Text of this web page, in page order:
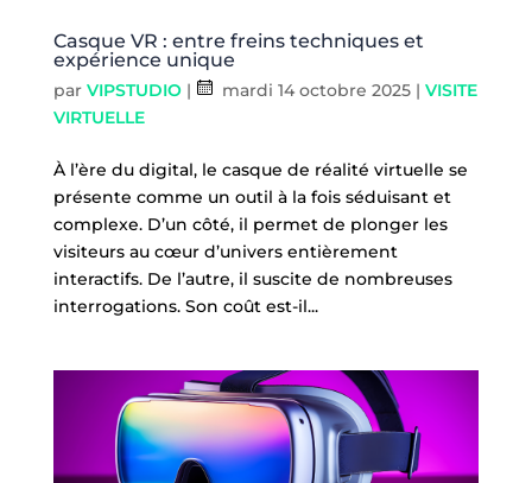
Casque VR : entre freins techniques et
expérience unique
par VIPSTUDIO| mardi 14 octobre 2025| VISITE
VIRTUELLE
À l’ère du digital, le casque de réalité virtuelle se
présente comme un outil à la fois séduisant et
complexe. D’un côté, il permet de plonger les
visiteurs au cœur d’univers entièrement
interactifs. De l’autre, il suscite de nombreuses
interrogations. Son coût est-il...